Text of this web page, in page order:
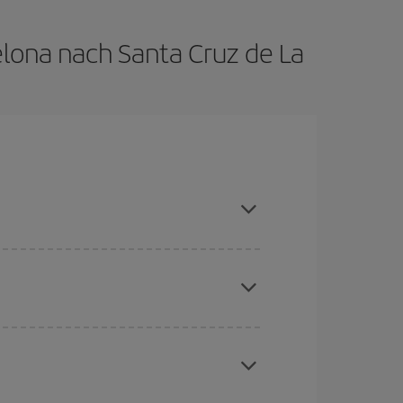
nach Santa Cruz de La
Flugoptionen an, die wir jeden Tag